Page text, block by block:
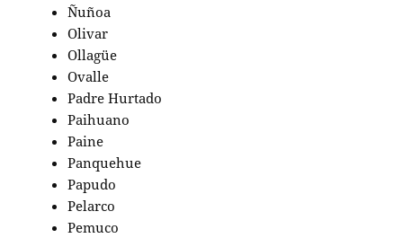
Ñuñoa
Olivar
Ollagüe
Ovalle
Padre Hurtado
Paihuano
Paine
Panquehue
Papudo
Pelarco
Pemuco